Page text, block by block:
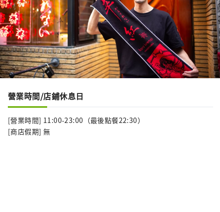
營業時間/店鋪休息日
[營業時間] 11:00-23:00（最後點餐22:30）
[商店假期] 無